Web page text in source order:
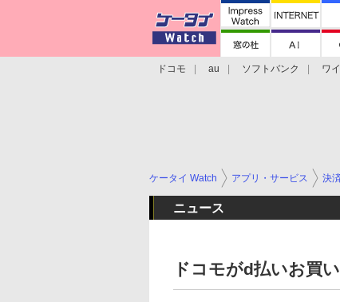
ドコモ au ソフトバンク ワ
ケータイ Watch アプリ・サービス 決
ニュース
ドコモがd払いお買